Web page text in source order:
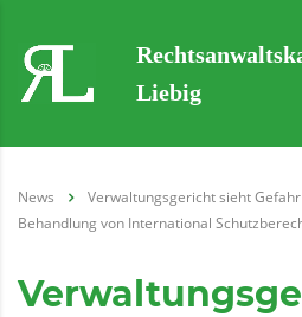
Liebig
News
Verwaltungsgericht sieht
Behandlung von International